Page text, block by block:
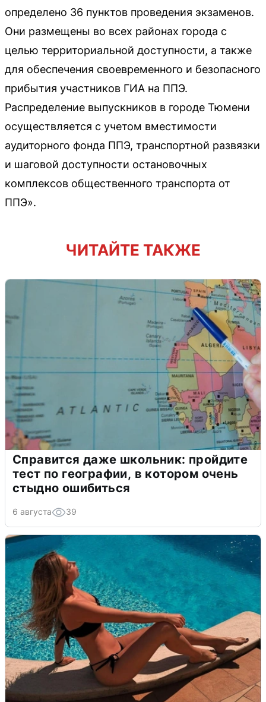
определено 36 пунктов проведения экзаменов.
Они размещены во всех районах города с
целью территориальной доступности, а также
для обеспечения своевременного и безопасного
прибытия участников ГИА на ППЭ.
Распределение выпускников в городе Тюмени
осуществляется с учетом вместимости
аудиторного фонда ППЭ, транспортной развязки
и шаговой доступности остановочных
комплексов общественного транспорта от
ППЭ».
ЧИТАЙТЕ ТАКЖЕ
Справится даже школьник: пройдите
тест по географии, в котором очень
стыдно ошибиться
6 августа 39